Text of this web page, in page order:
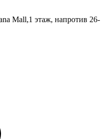
Mall,1 этаж, напротив 26-